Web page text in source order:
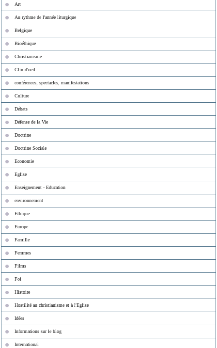
Art
Au rythme de l'année liturgique
Belgique
Bioéthique
Christianisme
Clin d'oeil
conférences, spectacles, manifestations
Culture
Débats
Défense de la Vie
Doctrine
Doctrine Sociale
Economie
Eglise
Enseignement - Education
environnement
Ethique
Europe
Famille
Femmes
Films
Foi
Histoire
Hostilité au christianisme et à l'Eglise
Idées
Informations sur le blog
International